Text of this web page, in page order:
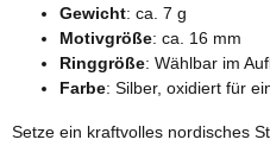
Gewicht: ca. 7 g
Motivgröße: ca. 16 mm
Ringgröße: Wählbar im
Farbe: Silber, oxidiert für
Setze ein kraftvolles nordisches